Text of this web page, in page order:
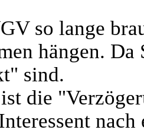
so lange
hängen. Da
sind.
die